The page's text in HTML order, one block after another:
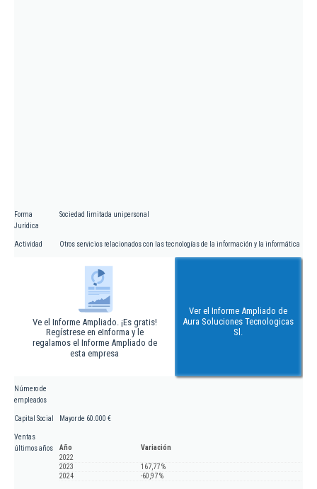
Forma
Jurídica
Sociedad limitada unipersonal
Actividad Otros servicios relacionados con las tecnologías de la información y la informática
Ve el Informe Ampliado. ¡Es gratis!
Regístrese en eInforma y le
regalamos el Informe Ampliado de
esta empresa
Ver el Informe Ampliado de
Aura Soluciones Tecnologicas
Sl.
Número de
empleados
Capital Social Mayor de 60.000 €
Ventas
últimos años
Año
Variación
2022
2023
167,77 %
2024
-60,97 %